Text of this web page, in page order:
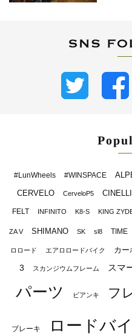
#LunWheels #WINSPACE
CERVELO CerveloP5 CINELLI
FELT INFINITO K8-S KING
ZA V SHIMANO SK sl8 TIME
ロロード エアロロードバイク カー
3
スカンジウムフレーム スマ
パーツ ビアンキ フ
ブレーキ ロードバ